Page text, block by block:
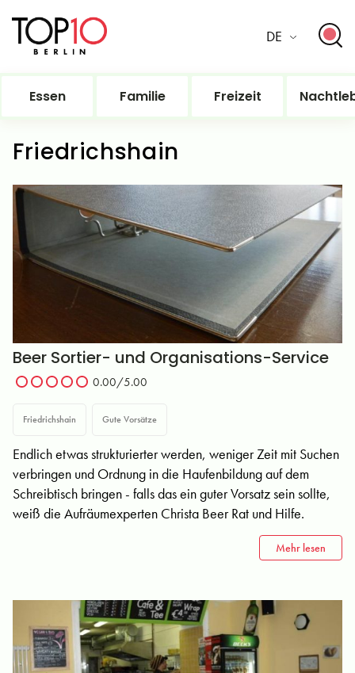
DE
Essen Familie Freizeit
Friedrichshain
Beer Sortier- und Organisations-Service
0.00/5.00
Friedrichshain Gute Vorsätze
Endlich etwas strukturierter werden, weniger Zeit mit Suchen
verbringen und Ordnung in die Haufenbildung auf dem
Schreibtisch bringen - falls das ein guter Vorsatz sein sollte,
weiß die Aufräumexperten Christa Beer Rat und Hilfe.
Mehr lesen